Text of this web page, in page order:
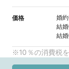
価格 婚
結
結
※10％の消費税